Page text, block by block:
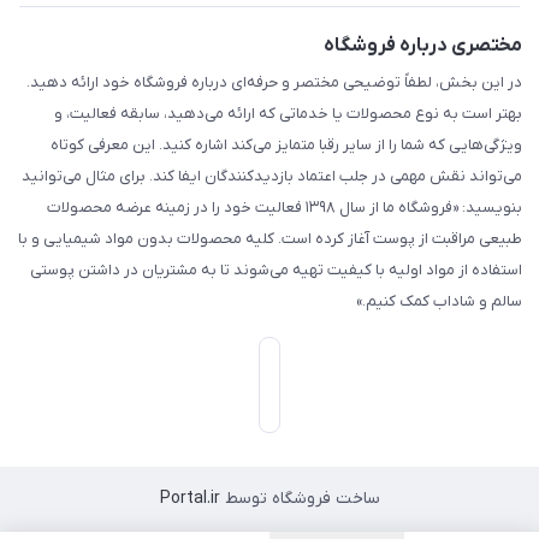
مختصری درباره فروشگاه
در این بخش، لطفاً توضیحی مختصر و حرفه‌ای درباره فروشگاه خود ارائه دهید.
بهتر است به نوع محصولات یا خدماتی که ارائه می‌دهید، سابقه فعالیت، و
ویژگی‌هایی که شما را از سایر رقبا متمایز می‌کند اشاره کنید. این معرفی کوتاه
می‌تواند نقش مهمی در جلب اعتماد بازدیدکنندگان ایفا کند. برای مثال می‌توانید
بنویسید: «فروشگاه ما از سال ۱۳۹۸ فعالیت خود را در زمینه عرضه محصولات
طبیعی مراقبت از پوست آغاز کرده است. کلیه محصولات بدون مواد شیمیایی و با
استفاده از مواد اولیه با کیفیت تهیه می‌شوند تا به مشتریان در داشتن پوستی
سالم و شاداب کمک کنیم.»
ساخت فروشگاه توسطPortal.ir